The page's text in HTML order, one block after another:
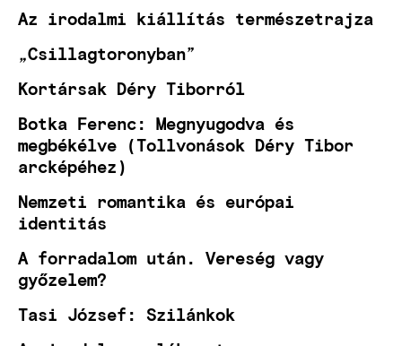
Az irodalmi kiállítás természetrajza
„Csillagtoronyban”
Kortársak Déry Tiborról
Botka Ferenc: Megnyugodva és
megbékélve (Tollvonások Déry Tibor
arcképéhez)
Nemzeti romantika és európai
identitás
A forradalom után. Vereség vagy
győzelem?
Tasi József: Szilánkok